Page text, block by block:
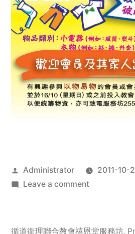
Posted
by
Administrator 2011-10-
Leave a commenton
服
循道衛理聯合教會禧恩堂服務坊,